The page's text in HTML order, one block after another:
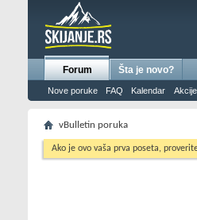
Forum
Nove poruke FAQ Kalendar
Šta je novo?
vBulletin poruka
Ako je ovo vaša prva poseta,